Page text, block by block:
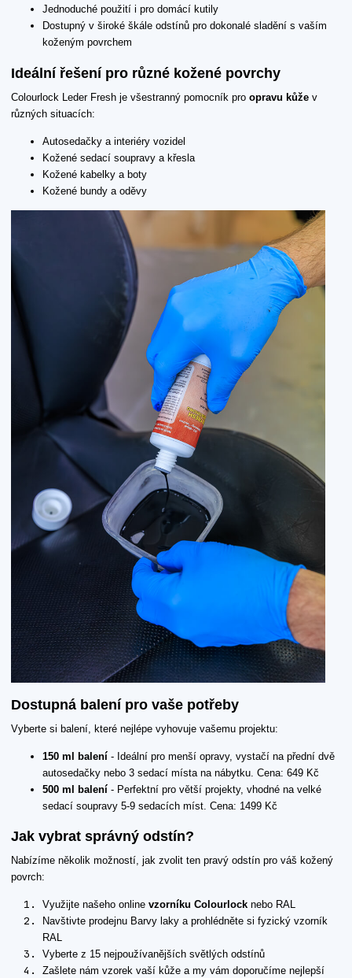
Jednoduché použití i pro domácí kutily
Dostupný v široké škále odstínů pro dokonalé sladění s vaším
koženým povrchem
Ideální řešení pro různé kožené povrchy
Colourlock Leder Fresh je všestranný pomocník pro opravu kůže v
různých situacích:
Autosedačky a interiéry vozidel
Kožené sedací soupravy a křesla
Kožené kabelky a boty
Kožené bundy a oděvy
Dostupná balení pro vaše potřeby
Vyberte si balení, které nejlépe vyhovuje vašemu projektu:
150 ml balení - Ideální pro menší opravy, vystačí na přední dvě
autosedačky nebo 3 sedací místa na nábytku. Cena: 649 Kč
500 ml balení - Perfektní pro větší projekty, vhodné na velké
sedací soupravy 5-9 sedacích míst. Cena: 1499 Kč
Jak vybrat správný odstín?
Nabízíme několik možností, jak zvolit ten pravý odstín pro váš kožený
povrch:
Využijte našeho online vzorníku Colourlock nebo RAL
Navštivte prodejnu Barvy laky a prohlédněte si fyzický vzorník
RAL
Vyberte z 15 nejpoužívanějších světlých odstínů
Zašlete nám vzorek vaší kůže a my vám doporučíme nejlepší